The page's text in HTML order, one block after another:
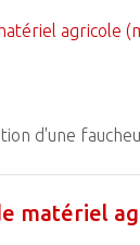
d'une
matériel